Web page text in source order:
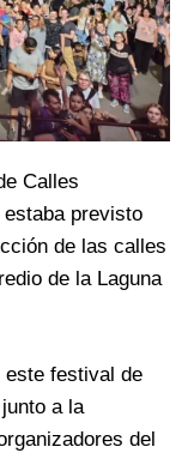
Calles
previsto
de las calles
de la Laguna
este festival de
a la
del